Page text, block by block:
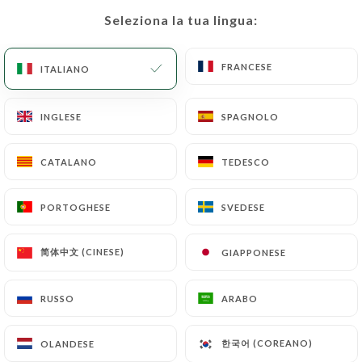
Seleziona la tua lingua:
ITALIANO FRANCESE
INGLESE SPAGNOLO
CATALANO TEDESCO
PORTOGHESE SVEDESE
简体中文 (CINESE) GIAPPONESE
RUSSO ARABO
OLANDESE 한국어 (COREANO)
PAGINA INIZIALE
L'entredgeu
Seleziona la tua lingua:
ITALIANO FRANCESE
INGLESE SPAGNOLO
CATALANO TEDESCO
PORTOGHESE SVEDESE
简体中文 (CINESE) GIAPPONESE
RUSSO ARABO
OLANDESE 한국어 (COREANO)